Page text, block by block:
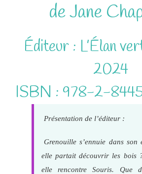
de Jane
Éditeur : L’Élan
2024
ISBN : 978-2-
Présentation de l’éditeur :
Grenouille s’ennuie dans
elle partait découvrir les bois
elle rencontre Souris. Que